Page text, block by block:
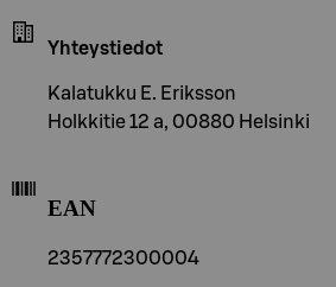
Yhteystiedot
Kalatukku E. Eriksson
Holkkitie 12 a, 00880 Helsinki
EAN
2357772300004